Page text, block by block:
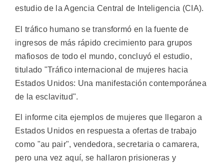
estudio de la Agencia Central de Inteligencia (CIA).
El tráfico humano se transformó en la fuente de
ingresos de más rápido crecimiento para grupos
mafiosos de todo el mundo, concluyó el estudio,
titulado "Tráfico internacional de mujeres hacia
Estados Unidos: Una manifestación contemporánea
de la esclavitud".
El informe cita ejemplos de mujeres que llegaron a
Estados Unidos en respuesta a ofertas de trabajo
como "au pair", vendedora, secretaria o camarera,
pero una vez aquí, se hallaron prisioneras y